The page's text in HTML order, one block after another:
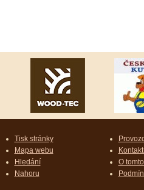
Tisk stránky
Mapa webu
Hledání
Nahoru
O